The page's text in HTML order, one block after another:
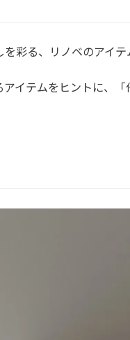
彩る、リノベのアイテ
イテムをヒントに、